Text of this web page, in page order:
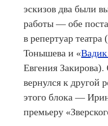
эскизов два были
работы — обе
в репертуар театра
Тонышева и «
Евгения
вернулся к другой
этого блока —
премьеру